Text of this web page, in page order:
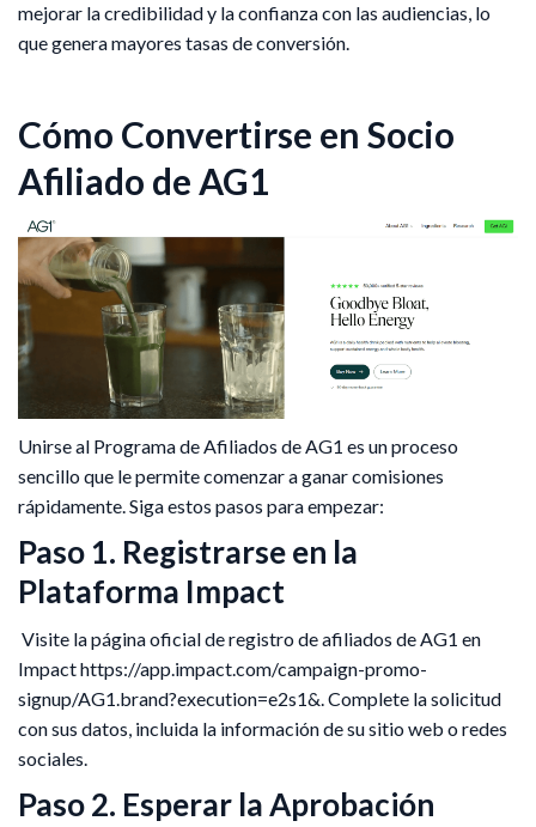
mejorar la credibilidad y la confianza con las audiencias, lo
que genera mayores tasas de conversión.
Cómo Convertirse en Socio
Afiliado de AG1
Unirse al Programa de Afiliados de AG1 es un proceso
sencillo que le permite comenzar a ganar comisiones
rápidamente. Siga estos pasos para empezar:
Paso 1. Registrarse en la
Plataforma Impact
Visite la página oficial de registro de afiliados de AG1 en
Impact https://app.impact.com/campaign-promo-
signup/AG1.brand?execution=e2s1&. Complete la solicitud
con sus datos, incluida la información de su sitio web o redes
sociales.
Paso 2. Esperar la Aprobación